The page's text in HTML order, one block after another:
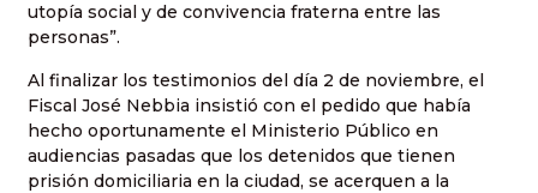
utopía social y de convivencia fraterna entre las
personas”.
Al finalizar los testimonios del día 2 de noviembre, el
Fiscal José Nebbia insistió con el pedido que había
hecho oportunamente el Ministerio Público en
audiencias pasadas que los detenidos que tienen
prisión domiciliaria en la ciudad, se acerquen a la